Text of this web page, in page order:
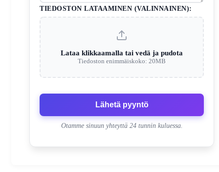
TIEDOSTON LATAAMINEN (VALINNAINEN):
Lataa klikkaamalla tai vedä ja pudota
Tiedoston enimmäiskoko: 20MB
Lähetä pyyntö
Otamme sinuun yhteyttä 24 tunnin kuluessa.